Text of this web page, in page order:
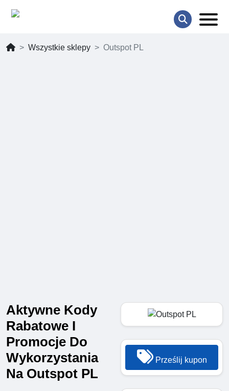
Wszystkie sklepy Outspot PL
Aktywne Kody
Rabatowe I
Promocje Do
Wykorzystania
Na Outspot PL
Prześlij kupon